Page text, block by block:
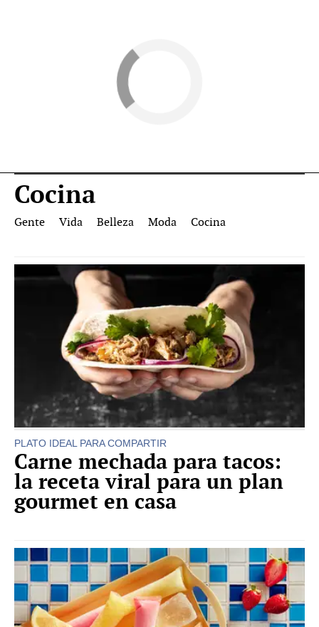
Cocina
Gente Vida Belleza Moda Cocina
PLATO IDEAL PARA COMPARTIR
Carne mechada para tacos:
la receta viral para un plan
gourmet en casa